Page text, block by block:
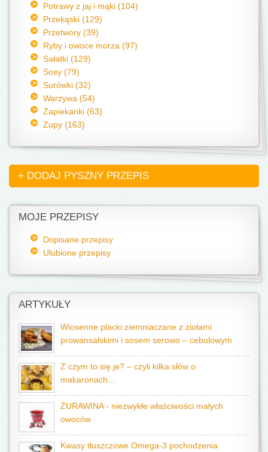
Potrawy z jaj i mąki (104)
Przekąski (129)
Przetwory (39)
Ryby i owoce morza (97)
Sałatki (129)
Sosy (79)
Surówki (32)
Warzywa (54)
Zapiekanki (63)
Zupy (163)
+ DODAJ PYSZNY PRZEPIS
MOJE PRZEPISY
Dopisane przepisy
Ulubione przepisy
ARTYKUŁY
Wiosenne placki ziemniaczane z ziołami
prowansalskimi i sosem serowo – cebulowym
Z czym to się je? – czyli kilka słów o
makaronach…
ŻURAWINA - niezwykłe właściwości małych
owoców
Kwasy tłuszczowe Omega-3 pochodzenia